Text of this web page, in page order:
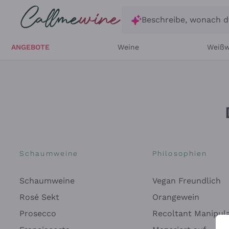
Zum Hauptinhalt springen
Beschreibe, wonach
ANGEBOTE Weine
Schaumweine
Schaumweine
Rosé Sekt
Prosecco
Philosophien
Vegan Freundlich
Orangewein
Recoltant